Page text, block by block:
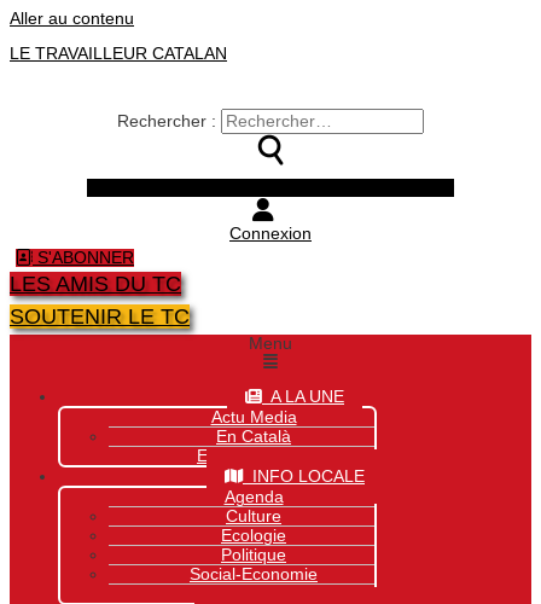
Aller au contenu
LE TRAVAILLEUR CATALAN
Rechercher :
Connexion
S'ABONNER
LES AMIS DU TC
SOUTENIR LE TC
Menu
A LA UNE
Actu Media
En Català
Exclusivité Site
INFO LOCALE
Agenda
Culture
Ecologie
Politique
Social-Economie